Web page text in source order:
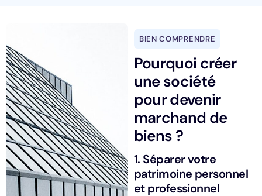
BIEN COMPRENDRE
Pourquoi créer
une société
pour devenir
marchand de
biens ?
1. Séparer votre
patrimoine personnel
et professionnel